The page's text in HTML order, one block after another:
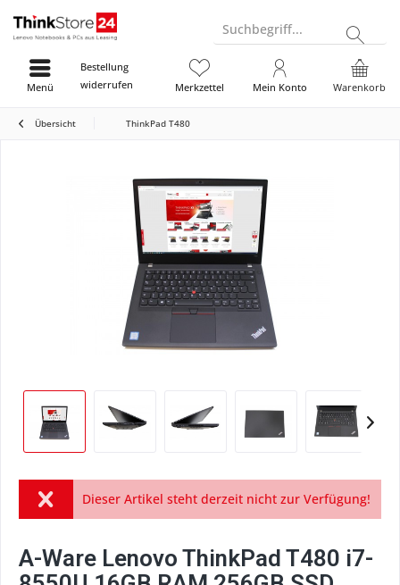
Suchbegriff...
Bestellung
widerrufen
Warenkorb
Merkzettel Mein Konto
Menü
Übersicht ThinkPad T480
Dieser Artikel steht derzeit nicht zur Verfügung!
A-Ware Lenovo ThinkPad T480 i7-